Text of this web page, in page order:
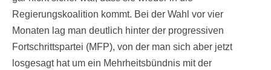
Regierungskoalition kommt. Bei der Wahl vor vier
Monaten lag man deutlich hinter der progressiven
Fortschrittspartei (MFP), von der man sich aber jetzt
losgesagt hat um ein Mehrheitsbündnis mit der